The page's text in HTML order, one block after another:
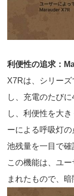
利便性の追求：
X7Rは、シリー
し、充電のたびに
し、利便性を大
ーによる呼吸灯
池残量を一目で確
この機能は、ユ
まれたもので、